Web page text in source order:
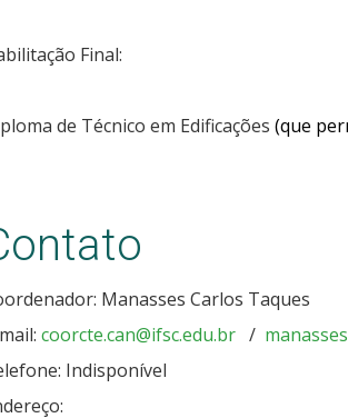
Final:
de Técnico em Edificações (que
Manasses Carlos Taques
coorcte.can@ifsc.edu.br/
Indisponível